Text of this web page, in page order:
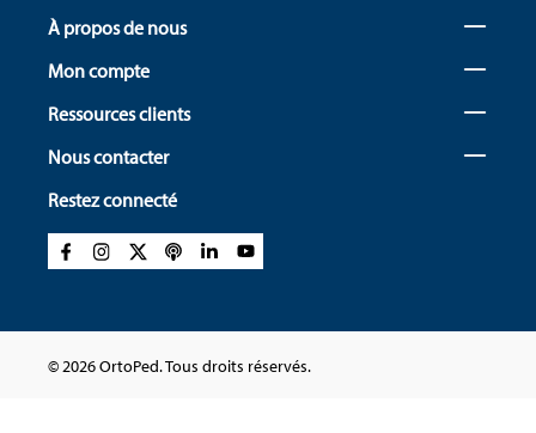
À propos de nous
Mon compte
Ressources clients
Nous contacter
Restez connecté
© 2026 OrtoPed. Tous droits réservés.